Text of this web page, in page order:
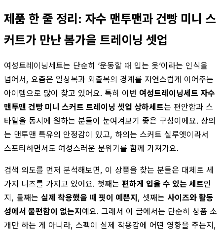
제품 한 줄 정리: 자수 맨투맨과 건빵 미니 스
커트가 만난 봄가을 트레이닝 셋업
여성트레이닝세트는 단순히 ‘운동할 때 입는 옷’이라는 인식을
넘어서, 요즘은 일상복과 외출복의 경계를 자연스럽게 이어주는
아이템으로 많이 찾고 있어요. 특히 이번 여성트레이닝세트 자수
맨투맨 건빵 미니 스커트 트레이닝 셋업 상하세트는 편안함과 스
타일을 동시에 원하는 분들이 눈여겨보기 좋은 구성이에요. 상의
는 맨투맨 특유의 안정감이 있고, 하의는 스커트 실루엣이라서
스포티하면서도 여성스러운 분위기를 함께 가져가요.
검색 의도를 먼저 분석해보면, 이 상품을 찾는 분들은 대체로 세
가지 니즈를 가지고 있어요. 첫째는 편하게 입을 수 있는 세트인
지, 둘째는 실제 착용했을 때 핏이 예쁜지, 셋째는 사이즈와 활동
성에서 불편함이 없는지예요. 그래서 이 글에서는 단순히 상품 소
개만 하는 게 아니라, 스펙이 실제 착용감에 어떤 영향을 주는지,